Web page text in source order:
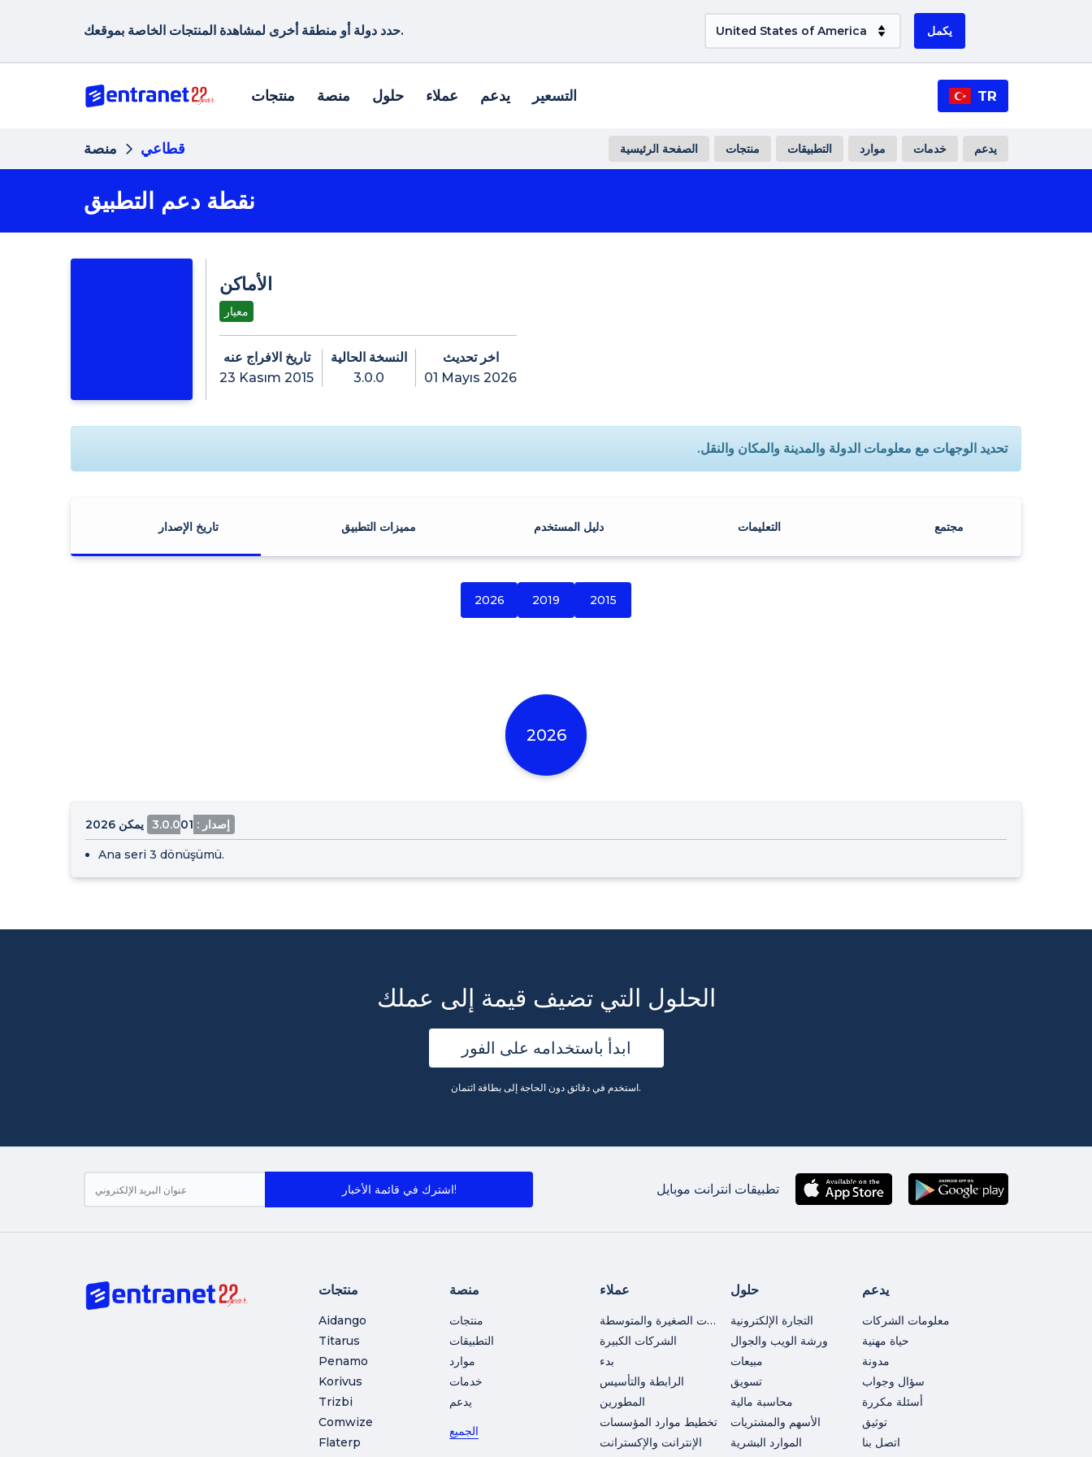
حدد دولة أو منطقة أخرى لمشاهدة المنتجات الخاصة بموقعك. يكمل
منتجات منصة حلول عملاء يدعم التسعير TR
منصة قطاعي الصفحة الرئيسية منتجات التطبيقات موارد خدمات يدعم
نقطة دعم التطبيق
الأماكن
معيار
تاريخ الافراج عنه
23 Kasım 2015
النسخة الحالية
3.0.0
اخر تحديث
01 Mayıs 2026
تحديد الوجهات مع معلومات الدولة والمدينة والمكان والنقل.
تاريخ الإصدار مميزات التطبيق دليل المستخدم التعليمات مجتمع
2026 2019 2015
2026
إصدار : 3.0.0 01 يمكن 2026
Ana seri 3 dönüşümü.
الحلول التي تضيف قيمة إلى عملك
ابدأ باستخدامه على الفور
استخدم في دقائق دون الحاجة إلى بطاقة ائتمان.
اشترك في قائمة الأخبار! تطبيقات انترانت موبايل
منتجات
Aidango
Titarus
Penamo
Korivus
Trizbi
Comwize
Flaterp
منصة
منتجات
التطبيقات
موارد
خدمات
يدعم
الجميع
عملاء
الشركات الصغيرة والمتوسطة
الشركات الكبيرة
بدء
الرابطة والتأسيس
المطورين
تخطيط موارد المؤسسات
الإنترانت والإكسترانت
حلول
التجارة الإلكترونية
ورشة الويب والجوال
مبيعات
تسويق
محاسبة مالية
الأسهم والمشتريات
الموارد البشرية
يدعم
معلومات الشركات
حياة مهنية
مدونة
سؤال وجواب
أسئلة مكررة
توثيق
اتصل بنا